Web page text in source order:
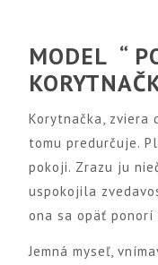
MODEL “
Korytnačka, zviera
tomu predurčuje.
pokoji. Zrazu ju
uspokojila
ona sa opäť
Jemná myseľ,